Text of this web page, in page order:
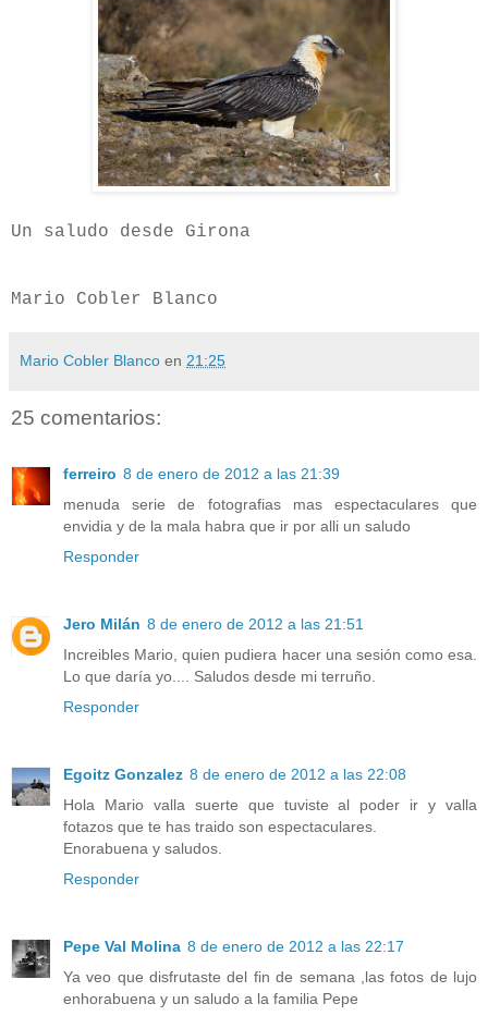
Un saludo desde Girona
Mario Cobler Blanco
Mario Cobler Blanco en 21:25
25 comentarios:
ferreiro 8 de enero de 2012 a las 21:39
menuda serie de fotografias mas espectaculares que
envidia y de la mala habra que ir por alli un saludo
Responder
Jero Milán 8 de enero de 2012 a las 21:51
Increibles Mario, quien pudiera hacer una sesión como esa.
Lo que daría yo.... Saludos desde mi terruño.
Responder
Egoitz Gonzalez 8 de enero de 2012 a las 22:08
Hola Mario valla suerte que tuviste al poder ir y valla
fotazos que te has traido son espectaculares.
Enorabuena y saludos.
Responder
Pepe Val Molina 8 de enero de 2012 a las 22:17
Ya veo que disfrutaste del fin de semana ,las fotos de lujo
enhorabuena y un saludo a la familia Pepe